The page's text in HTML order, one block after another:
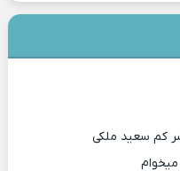
کم سعید ملکی